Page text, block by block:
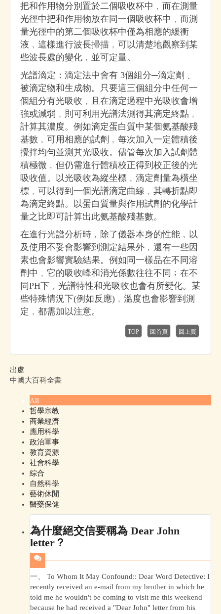
把和作用物分別置於二個吸收杯中﹐而在測量
光徑中把和作用物放在同一個吸收杯中﹐而測
量光徑中的第二個吸收杯中僅為相應的緩衝
液﹐這樣進行波長掃描﹐可以清楚地觀察到某
些波長處的變化﹐並可定量。
光譜滴定：滴定法中會有 3個組分─滴定劑﹑
被滴定物和生成物。只要這三個組分中任何一
個組分有光吸收﹐且在滴定過程中光吸收會增
強或減弱﹐則可利用光譜法測得其滴定終點﹐
計算其濃度。例如滴定蛋白質中某個氨基酸殘
基數﹐可用相應的試劑﹐每次加入一定體積後
攪拌均勻並測其光吸收。儘管每次加入試劑體
積極微﹐但仍需進行體積校正得到校正後的光
吸收值。以光吸收為縱坐標﹐滴定劑量為橫坐
標﹐可以得到一個光譜滴定曲線﹐其轉折點即
為滴定終點。以蛋白質量與作用試劑的化學計
量之比即可計算出此氨基酸殘基數。
在進行光譜分析時﹐除了儀器本身的性能﹐以
及使用不妥會影響到測定結果外﹐還有一些因
素也會影響實驗結果。例如同一樣品在不同溶
劑中﹐它的吸收峰和消光係數往往不同﹔在不
同PH下﹐光譜特性和光吸收也會有所變化。某
些特殊情況下(例如反應)﹐溫度也會影響到測
定﹐都需加以注意。
TOP 回首頁 回上頁
出處
中國大百科全書
All
哲學宗教
商業經濟
應用科學
政治軍事
教育資源
社會科學
綜合
自然科學
藝術休閒
醫藥保健
為什麼絕交信要稱為 Dear John
letter？
一、 To Whom It May Confound:: Dear Word Detective: I
recently received an e-mail from my brother in which he
told me he wouldn't be coming to visit me this weekend
because he had received a "Dear John" letter from his